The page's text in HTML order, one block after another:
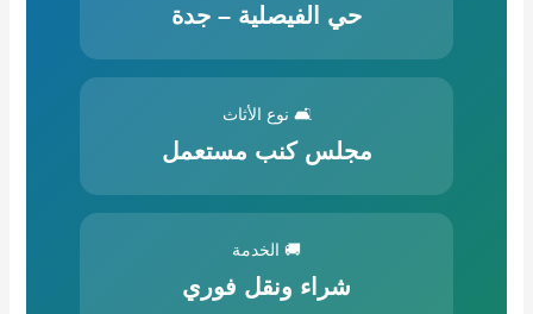
حي الفيصلية – جدة
🛋️ نوع الأثاث
مجلس كنب مستعمل
🚚 الخدمة
شراء ونقل فوري